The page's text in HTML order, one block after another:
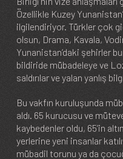
Özellikle Kuzey
ilgilendiriyor. Türkler çok
olsun, Drama, Kavala,
Yunanistan’daki şehirler
bildiride mübadeleye ve
saldırılar ve yalan yanlış
Bu vakfın kuruluşunda
aldı. 65 kurucusu ve
kaybedenler oldu, 65’in
yerlerine yeni insanlar
mübadil torunu ya da